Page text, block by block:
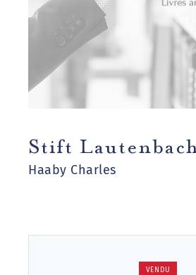
Stift Lautenbach
Haaby Charles
VENDU